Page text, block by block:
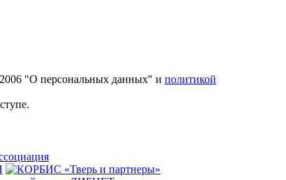
"О персональных данных" и политикой